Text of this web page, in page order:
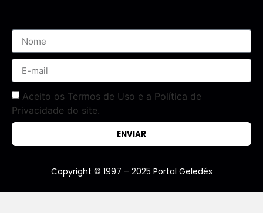
Aceito os Termos de Uso e a Política de
Privacidade do site.
ENVIAR
Copyright © 1997 – 2025 Portal Geledés